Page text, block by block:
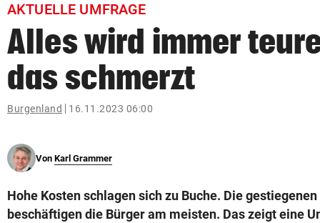
bookmark
search
Suchbegriff
eingeben
© Krone Multimedia GmbH & Co KG 2026
AKTUELLE UMFRAGE
Alles wird immer
das schmerzt
Burgenland 16.11.2023 06:00
Von Karl Grammer
Hohe Kosten schlagen sich zu Buche. Die
beschäftigen die Bürger am meisten. Das zeigt eine